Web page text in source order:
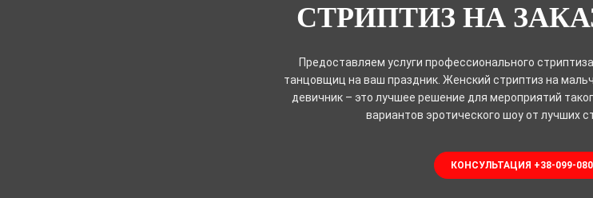
СТРИПТИЗ НА
Предоставляем услуги профессионального
танцовщиц на ваш праздник. Женский стриптиз на
девичник – это лучшее решение для мероприятий
вариантов эротического шоу от лучших
КОНСУЛЬТАЦИЯ +38-099-